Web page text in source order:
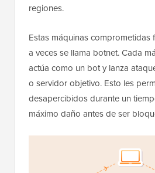
regiones.
Estas máquinas comprometidas
a veces se llama botnet. Cada
actúa como un bot y lanza
o servidor objetivo. Esto les
desapercibidos durante un
máximo daño antes de ser